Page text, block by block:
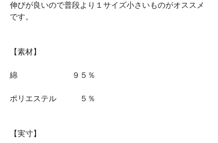
伸びが良いので普段より１サイズ小さいものがオススメ
です。
【素材】
綿 ９５％
ポリエステル ５％
【実寸】